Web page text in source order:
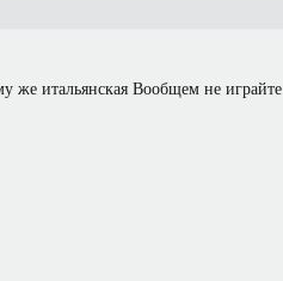
же итальянская Вообщем не играйте